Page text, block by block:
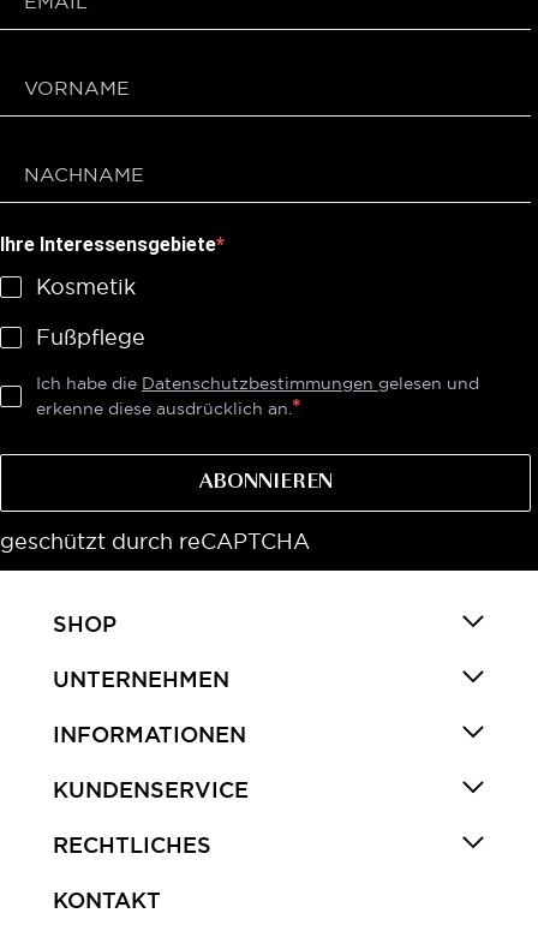
Ihre Interessensgebiete
Kosmetik
Fußpflege
Ich habe die Datenschutzbestimmungen gelesen und
erkenne diese ausdrücklich an.
ABONNIEREN
geschützt durch reCAPTCHA
SHOP
UNTERNEHMEN
INFORMATIONEN
KUNDENSERVICE
RECHTLICHES
KONTAKT